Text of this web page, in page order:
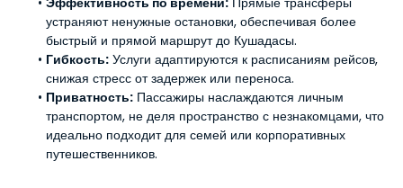
устраняют ненужные остановки, обеспечивая более
быстрый и прямой маршрут до Кушадасы.
Гибкость: Услуги адаптируются к расписаниям рейсов,
снижая стресс от задержек или переноса.
Приватность: Пассажиры наслаждаются личным
транспортом, не деля пространство с незнакомцами, что
идеально подходит для семей или корпоративных
путешественников.